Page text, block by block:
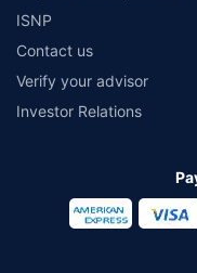
ISNP
Contact us
Verify your advisor
Investor Relations